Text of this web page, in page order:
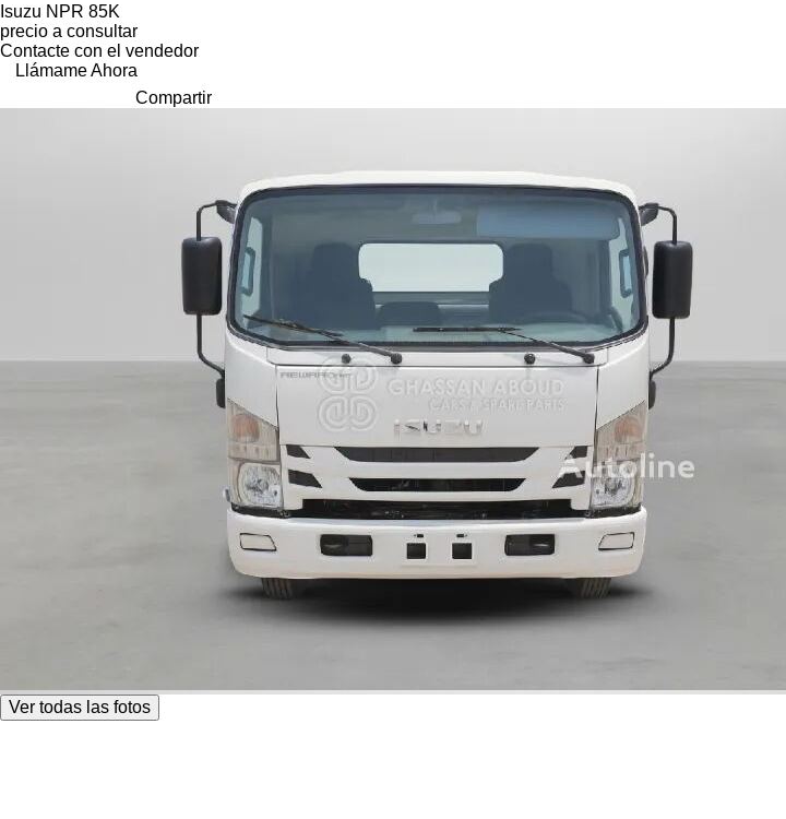
Isuzu NPR 85K
precio a consultar
Contacte con el vendedor
Llámame Ahora
Compartir
Ver todas las fotos